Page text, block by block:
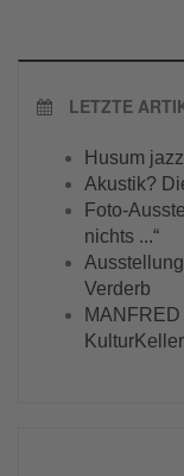
LETZTE
Husum
Akustik?
Foto-
nichts ...“
Verderb